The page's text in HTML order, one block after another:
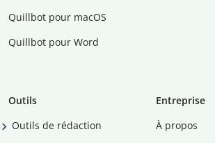
Quillbot pour macOS
Quillbot pour Word
Outils
Outils de rédaction
Entreprise
À propos